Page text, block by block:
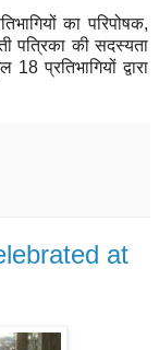
का परिपोषक,
पत्रिका की सदस्यता
प्रतिभागियों द्वारा
at